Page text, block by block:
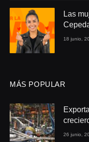
Las
18 junio,
MÁS POPULAR
meses
26 junio,